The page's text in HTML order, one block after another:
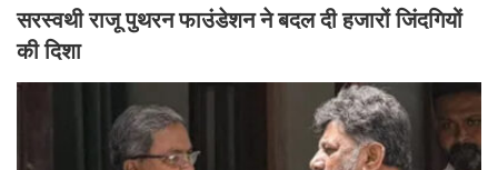
सरस्वथी राजू पुथरन फाउंडेशन ने बदल दी हजारों जिंदगियों
की दिशा